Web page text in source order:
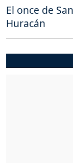
El once de
Huracán